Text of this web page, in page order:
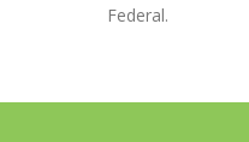
Federal.